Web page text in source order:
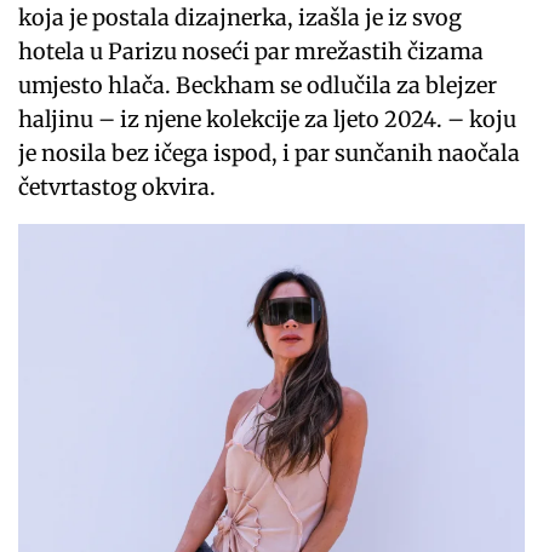
koja je postala dizajnerka, izašla je iz svog
hotela u Parizu noseći par mrežastih čizama
umjesto hlača. Beckham se odlučila za blejzer
haljinu – iz njene kolekcije za ljeto 2024. – koju
je nosila bez ičega ispod, i par sunčanih naočala
četvrtastog okvira.